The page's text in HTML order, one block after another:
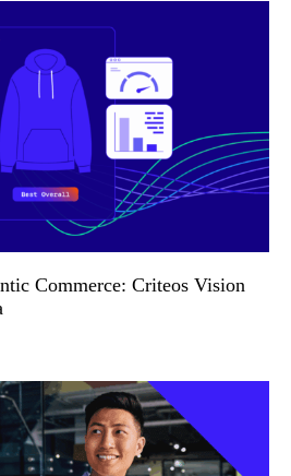
Commerce: Criteos Vision